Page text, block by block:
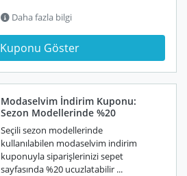
Daha fazla bilgi
Kuponu Göster
Modaselvim İndirim Kuponu:
Sezon Modellerinde %20
Seçili sezon modellerinde
kullanılabilen modaselvim indirim
kuponuyla siparişlerinizi sepet
sayfasında %20 ucuzlatabilir ...